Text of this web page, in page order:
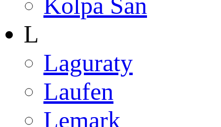
Kolpa San
L
Laguraty
Laufen
Lemark